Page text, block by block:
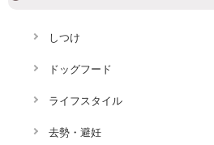
しつけ
ドッグフード
ライフスタイル
去勢・避妊